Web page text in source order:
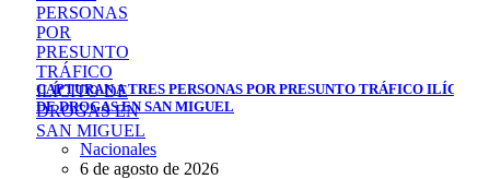
CAPTURAN A TRES PERSONAS POR PRESUNTO TRÁFICO ILÍCITO
DE DROGAS EN SAN MIGUEL
Nacionales
6 de agosto de 2026